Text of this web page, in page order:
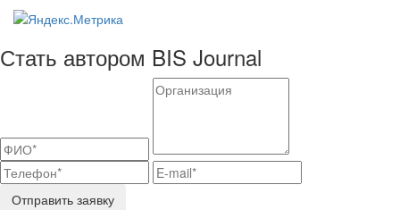
Стать автором BIS Journal
Отправить заявку